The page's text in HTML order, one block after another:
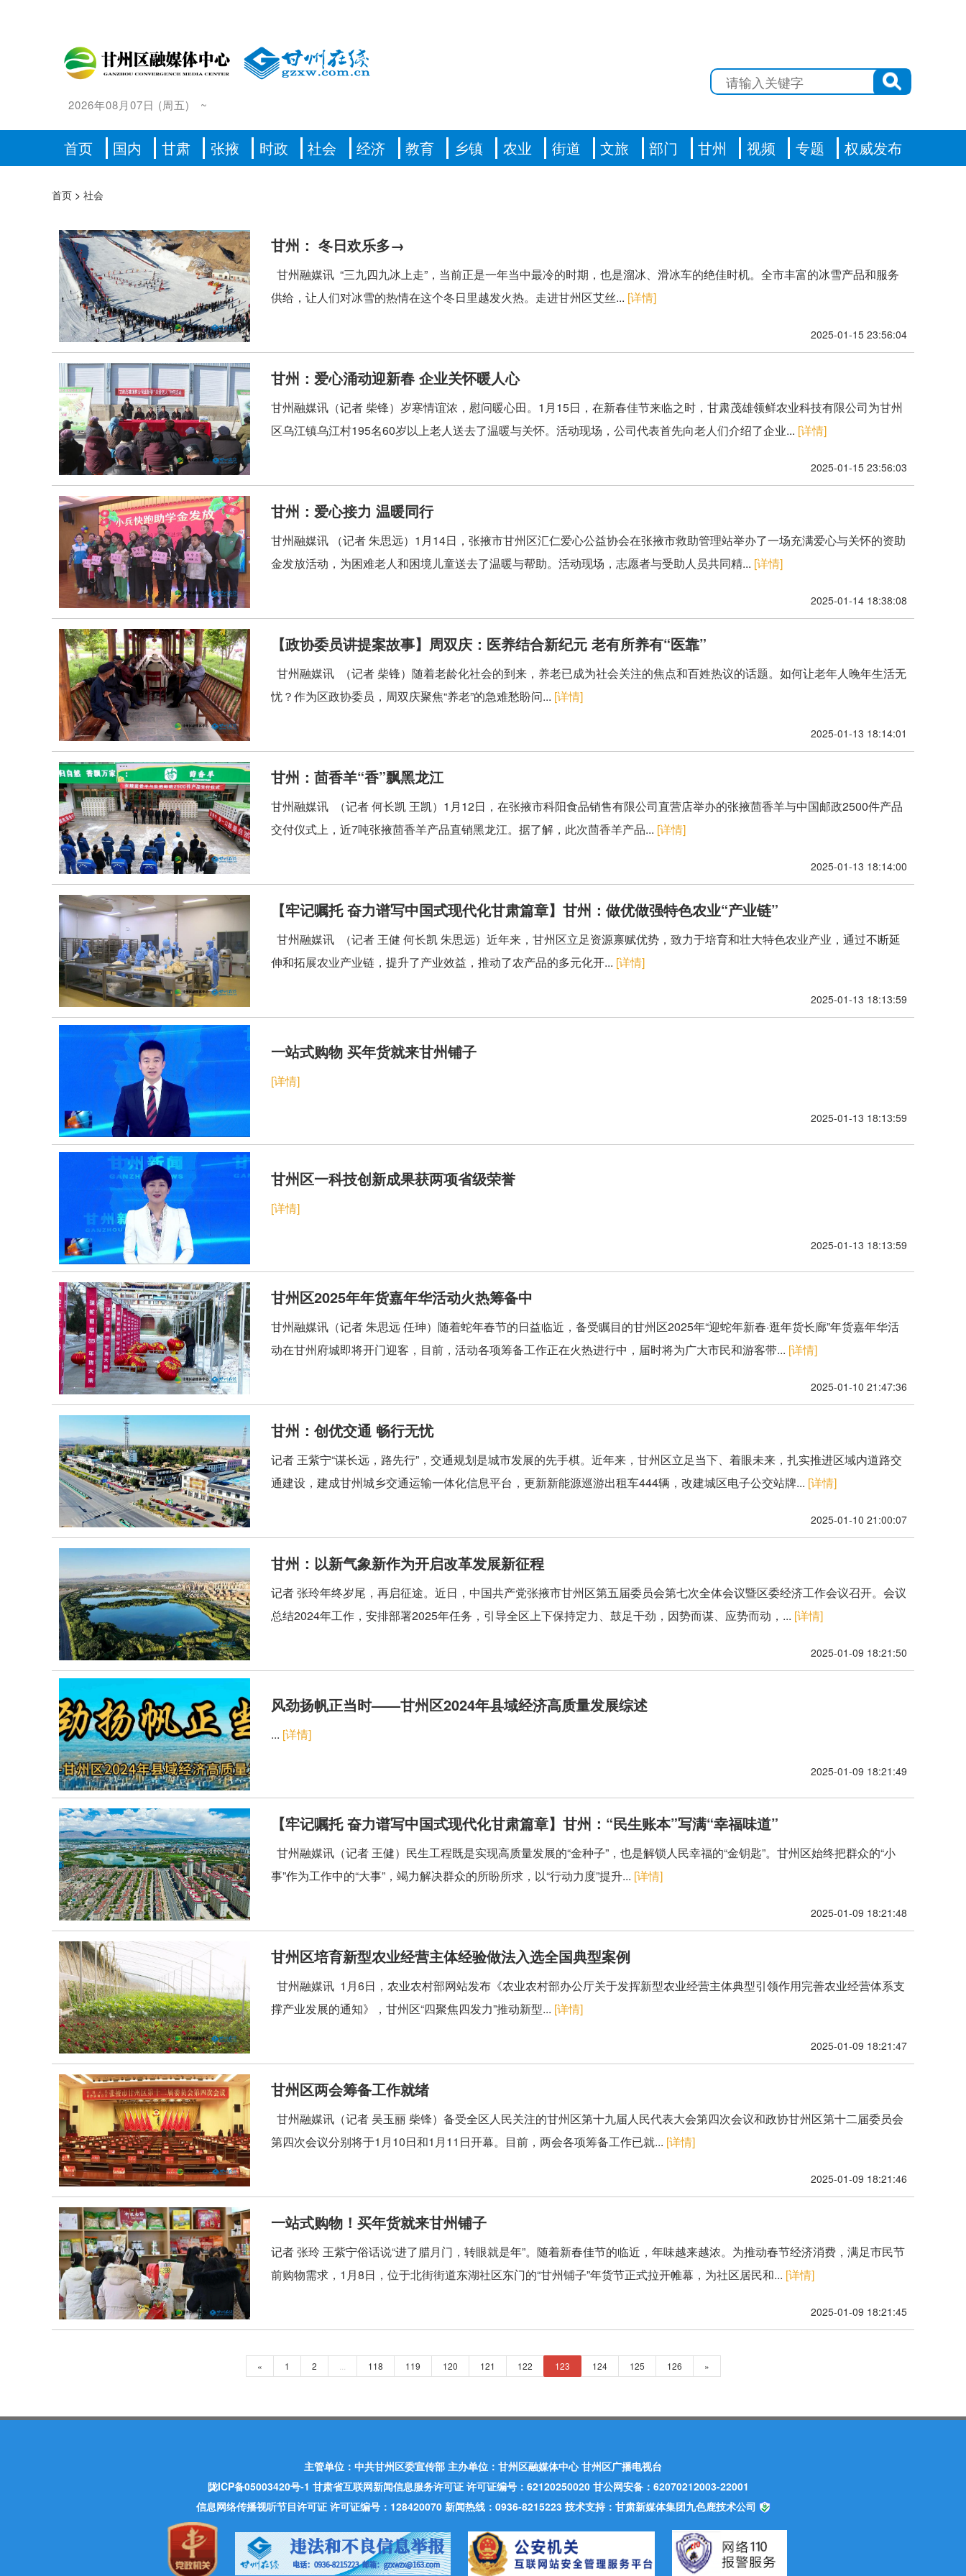
2026年08月07日 (周五) ~
首页 国内 甘肃 张掖 时政 社会 经济 教育 乡镇 农业 街道 文旅 部门 甘州 视频 专题 权威发布
首页 > 社会
甘州： 冬日欢乐多→
甘州融媒讯 “三九四九冰上走”，当前正是一年当中最冷的时期，也是溜冰、滑冰车的绝佳时机。全市丰富的冰雪产品和服务
供给，让人们对冰雪的热情在这个冬日里越发火热。走进甘州区艾丝... [详情]
2025-01-15 23:56:04
甘州：爱心涌动迎新春 企业关怀暖人心
甘州融媒讯（记者 柴锋）岁寒情谊浓，慰问暖心田。1月15日，在新春佳节来临之时，甘肃茂雄领鲜农业科技有限公司为甘州
区乌江镇乌江村195名60岁以上老人送去了温暖与关怀。活动现场，公司代表首先向老人们介绍了企业... [详情]
2025-01-15 23:56:03
甘州：爱心接力 温暖同行
甘州融媒讯 （记者 朱思远）1月14日，张掖市甘州区汇仁爱心公益协会在张掖市救助管理站举办了一场充满爱心与关怀的资助
金发放活动，为困难老人和困境儿童送去了温暖与帮助。活动现场，志愿者与受助人员共同精... [详情]
2025-01-14 18:38:08
【政协委员讲提案故事】周双庆：医养结合新纪元 老有所养有“医靠”
甘州融媒讯 （记者 柴锋）随着老龄化社会的到来，养老已成为社会关注的焦点和百姓热议的话题。如何让老年人晚年生活无
忧？作为区政协委员，周双庆聚焦“养老”的急难愁盼问... [详情]
2025-01-13 18:14:01
甘州：茴香羊“香”飘黑龙江
甘州融媒讯 （记者 何长凯 王凯）1月12日，在张掖市科阳食品销售有限公司直营店举办的张掖茴香羊与中国邮政2500件产品
交付仪式上，近7吨张掖茴香羊产品直销黑龙江。据了解，此次茴香羊产品... [详情]
2025-01-13 18:14:00
【牢记嘱托 奋力谱写中国式现代化甘肃篇章】甘州：做优做强特色农业“产业链”
甘州融媒讯 （记者 王健 何长凯 朱思远）近年来，甘州区立足资源禀赋优势，致力于培育和壮大特色农业产业，通过不断延
伸和拓展农业产业链，提升了产业效益，推动了农产品的多元化开... [详情]
2025-01-13 18:13:59
一站式购物 买年货就来甘州铺子
[详情]
2025-01-13 18:13:59
甘州区一科技创新成果获两项省级荣誉
[详情]
2025-01-13 18:13:59
甘州区2025年年货嘉年华活动火热筹备中
甘州融媒讯（记者 朱思远 任珅）随着蛇年春节的日益临近，备受瞩目的甘州区2025年“迎蛇年新春·逛年货长廊”年货嘉年华活
动在甘州府城即将开门迎客，目前，活动各项筹备工作正在火热进行中，届时将为广大市民和游客带... [详情]
2025-01-10 21:47:36
甘州：创优交通 畅行无忧
记者 王紫宁“谋长远，路先行”，交通规划是城市发展的先手棋。近年来，甘州区立足当下、着眼未来，扎实推进区域内道路交
通建设，建成甘州城乡交通运输一体化信息平台，更新新能源巡游出租车444辆，改建城区电子公交站牌... [详情]
2025-01-10 21:00:07
甘州：以新气象新作为开启改革发展新征程
记者 张玲年终岁尾，再启征途。近日，中国共产党张掖市甘州区第五届委员会第七次全体会议暨区委经济工作会议召开。会议
总结2024年工作，安排部署2025年任务，引导全区上下保持定力、鼓足干劲，因势而谋、应势而动，... [详情]
2025-01-09 18:21:50
风劲扬帆正当时——甘州区2024年县域经济高质量发展综述
... [详情]
2025-01-09 18:21:49
【牢记嘱托 奋力谱写中国式现代化甘肃篇章】甘州：“民生账本”写满“幸福味道”
甘州融媒讯（记者 王健）民生工程既是实现高质量发展的“金种子”，也是解锁人民幸福的“金钥匙”。甘州区始终把群众的“小
事”作为工作中的“大事”，竭力解决群众的所盼所求，以“行动力度”提升... [详情]
2025-01-09 18:21:48
甘州区培育新型农业经营主体经验做法入选全国典型案例
甘州融媒讯 1月6日，农业农村部网站发布《农业农村部办公厅关于发挥新型农业经营主体典型引领作用完善农业经营体系支
撑产业发展的通知》，甘州区“四聚焦四发力”推动新型... [详情]
2025-01-09 18:21:47
甘州区两会筹备工作就绪
甘州融媒讯（记者 吴玉丽 柴锋）备受全区人民关注的甘州区第十九届人民代表大会第四次会议和政协甘州区第十二届委员会
第四次会议分别将于1月10日和1月11日开幕。目前，两会各项筹备工作已就... [详情]
2025-01-09 18:21:46
一站式购物！买年货就来甘州铺子
记者 张玲 王紫宁俗话说“进了腊月门，转眼就是年”。随着新春佳节的临近，年味越来越浓。为推动春节经济消费，满足市民节
前购物需求，1月8日，位于北街街道东湖社区东门的“甘州铺子”年货节正式拉开帷幕，为社区居民和... [详情]
2025-01-09 18:21:45
« 1 2 118 119 120 121 122 123 124 125 126 »
主管单位：中共甘州区委宣传部 主办单位：甘州区融媒体中心 甘州区广播电视台
陇ICP备05003420号-1 甘肃省互联网新闻信息服务许可证 许可证编号：62120250020 甘公网安备：62070212003-22001
信息网络传播视听节目许可证 许可证编号：128420070 新闻热线：0936-8215223 技术支持：甘肃新媒体集团九色鹿技术公司